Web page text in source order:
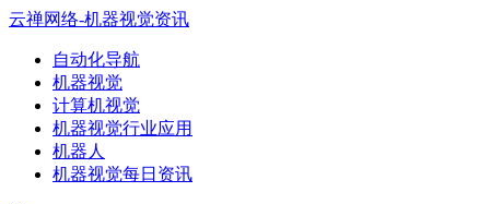
云禅网络-机器视觉资讯
自动化导航
机器视觉
计算机视觉
机器视觉行业应用
机器人
机器视觉每日资讯